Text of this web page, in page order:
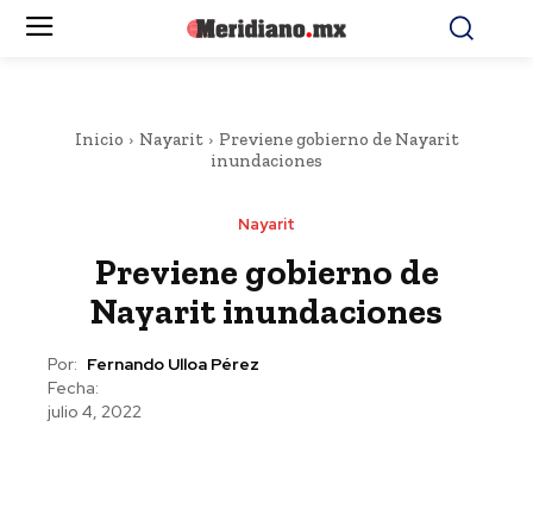
Inicio Nayarit
Previene gobierno de Nayarit
inundaciones
Nayarit
Previene gobierno de
Nayarit inundaciones
Por: Fernando Ulloa Pérez
Fecha:
julio 4, 2022